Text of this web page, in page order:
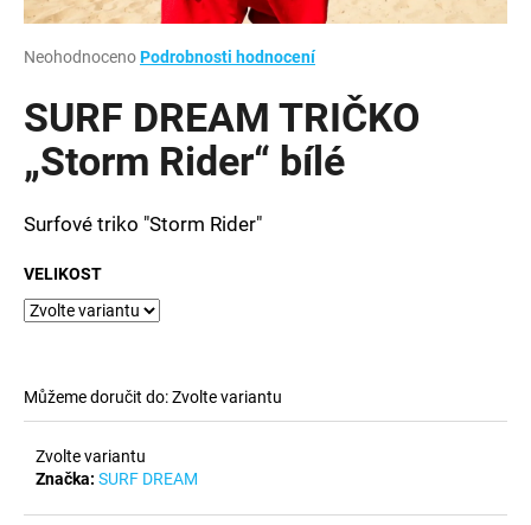
Průměrné
produktu
je
0,0
z
hvězdiček.
NeohodnocenoPodrobnosti hodnocení
SURF DREAM TRIČKO
„Storm Rider“ bílé
Surfové triko "Storm Rider"
VELIKOST
Můžeme doručit do:Zvolte variantu
Zvolte variantu
Značka: SURF DREAM
a
j
t
o
p
o
u